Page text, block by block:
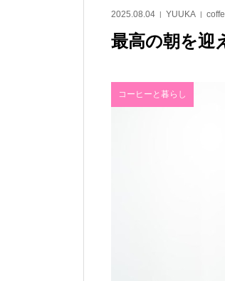
2025.08.04 YUUKA
最高の朝を迎
コーヒーと暮らし